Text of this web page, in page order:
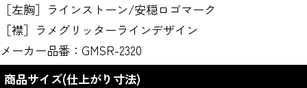
［左胸］ラインストーン/安穏ロゴマーク
［襟］ラメグリッターラインデザイン
メーカー品番：GMSR-2320
商品サイズ(仕上がり寸法)